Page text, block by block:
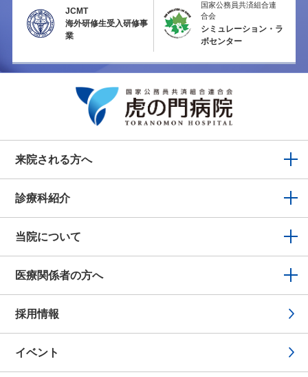
JCMT
海外研修生受入研修事
業
国家公務員共済組合連
合会
シミュレーション・ラ
ボセンター
来院される方へ
診療科紹介
当院について
医療関係者の方へ
採用情報
イベント